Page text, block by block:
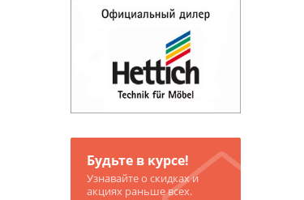
Будьте в курсе!
Узнавайте о скидках и
акциях раньше всех.